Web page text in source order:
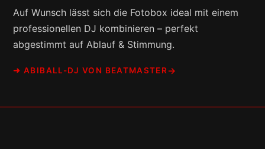
Auf Wunsch lässt sich die Fotobox ideal mit einem
professionellen DJ kombinieren – perfekt
abgestimmt auf Ablauf & Stimmung.
➜ ABIBALL-DJ VON BEATMASTER